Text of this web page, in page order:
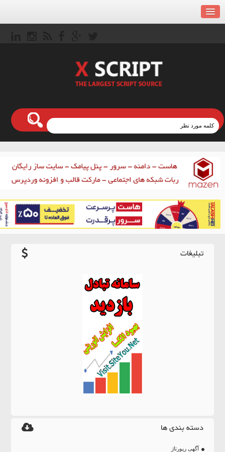
تبلیغات
دسته بندی ها
آگهی رپورتاژ